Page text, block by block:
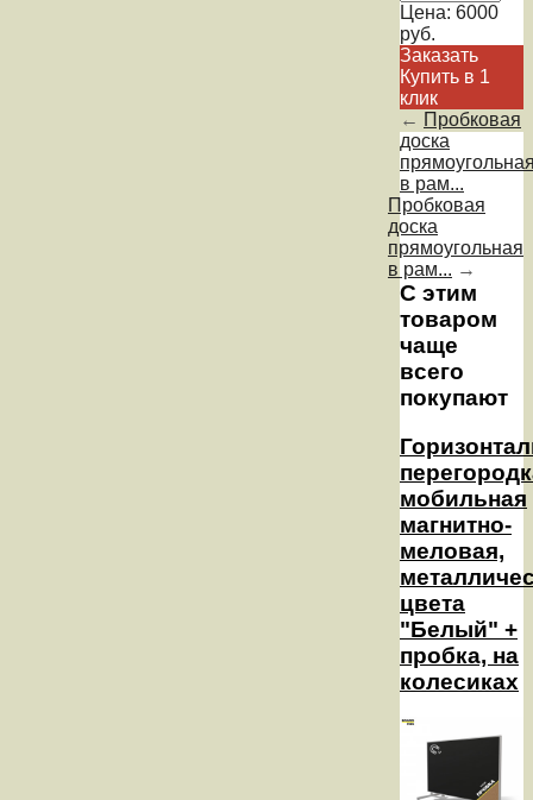
Цена: 6000
руб.
Заказать
Купить в 1
клик
← Пробковая
доска
в рам...
Пробковая
доска
прямоугольная
в рам... →
С этим
товаром
чаще
всего
покупают
мобильная
магнитно-
меловая,
цвета
"Белый" +
пробка, на
колесиках